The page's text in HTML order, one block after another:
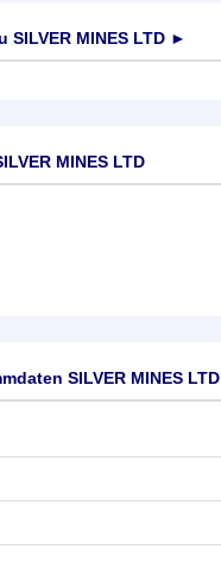
SILVER MINES LTD ►
MINES LTD
SILVER MINES LTD